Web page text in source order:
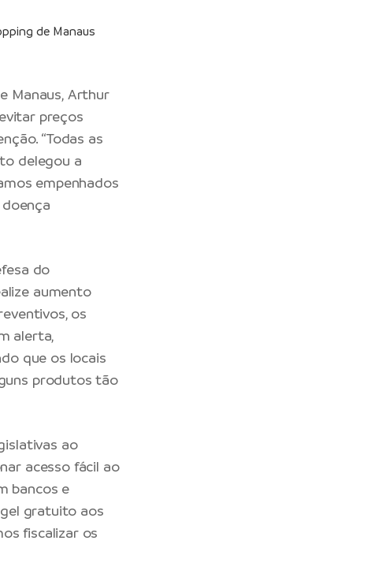
Manaus, Arthur
preços
“Todas as
delegou a
empenhados
do
aumento
os
alerta,
que os locais
produtos tão
ao
acesso fácil ao
bancos e
gratuito aos
fiscalizar os